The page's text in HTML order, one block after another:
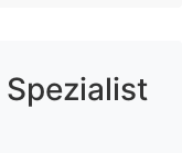
Spezialist